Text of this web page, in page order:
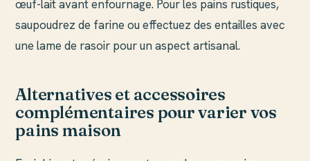
œuf-lait avant enfournage. Pour les pains rustiques,
saupoudrez de farine ou effectuez des entailles avec
une lame de rasoir pour un aspect artisanal.
Alternatives et accessoires
complémentaires pour varier vos
pains maison